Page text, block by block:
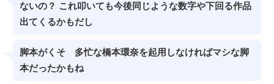
ないの？ これ叩いても今後同じような数字や下回る作品
出てくるかもだし
脚本がくそ 多忙な橋本環奈を起用しなければマシな脚
本だったかもね